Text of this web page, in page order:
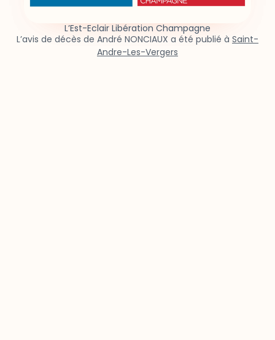
L’Est-Eclair Libération Champagne
L’avis de décès de André NONCIAUX a été publié à Saint-
Andre-Les-Vergers